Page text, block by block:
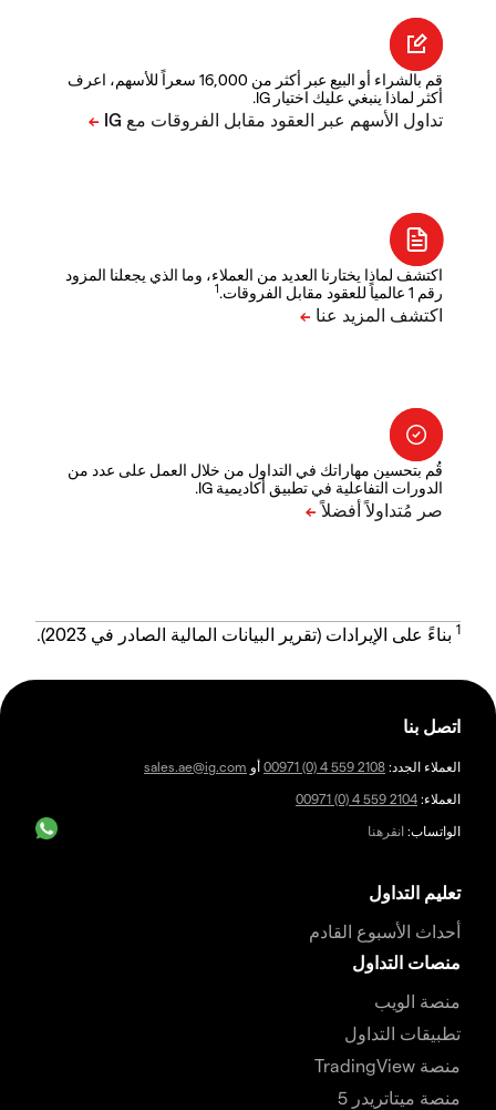
قم بالشراء أو البيع عبر أكثر من 16,000 سعراً للأسهم، اعرف
أكثر لماذا ينبغي عليك اختيار IG.
اكتشف لماذا يختارنا العديد من العملاء، وما الذي يجعلنا المزود
رقم 1 عالمياً للعقود مقابل الفروقات.
1
قُم بتحسين مهاراتك في التداول من خلال العمل على عدد من
الدورات التفاعلية في تطبيق أكاديمية IG.
1 بناءً على الإيرادات (تقرير البيانات المالية الصادر في 2023).
اتصل بنا
العملاء الجدد: 00971 (0) 4 559 2108 أو sales.ae@ig.com
العملاء: 00971 (0) 4 559 2104
الواتساب: انقرهنا
تعليم التداول
أحداث الأسبوع القادم
منصات التداول
منصة الويب
تطبيقات التداول
منصة TradingView
منصة ميتاتريدر 5